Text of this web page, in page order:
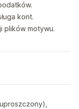
kont.
plików motywu.